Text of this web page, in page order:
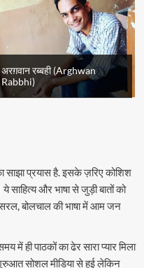
अरग़वान रब्बही (Arghwan
Rabbhi)
साझा प्रयास है. इसके ज़रिए कोशिश
साहित्य और भाषा से जुड़ी बातों को
बोलचाल की भाषा में आम जन
में ही पाठकों का ढेर सारा प्यार मिला
शुरुआत सोशल मीडिया से हुई लेकिन